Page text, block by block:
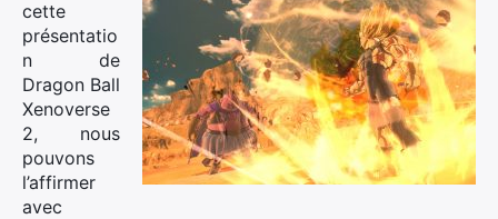
cette
présentatio
n de
Dragon Ball
Xenoverse
2, nous
pouvons
l’affirmer
avec